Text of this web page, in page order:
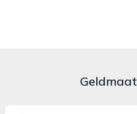
Geldmaat